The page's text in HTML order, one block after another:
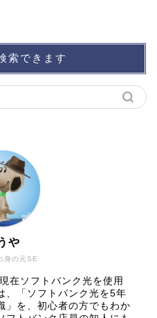
索できます
身の元SE
や
在ソフトバンク光を使用
、「ソフトバンク光を5年
」を、初心者の方でもわか